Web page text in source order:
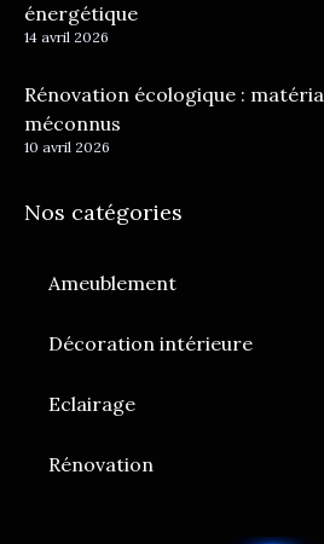
énergétique
14 avril 2026
Rénovation écologique :
méconnus
10 avril 2026
Nos catégories
Ameublement
Décoration intérieure
Eclairage
Rénovation